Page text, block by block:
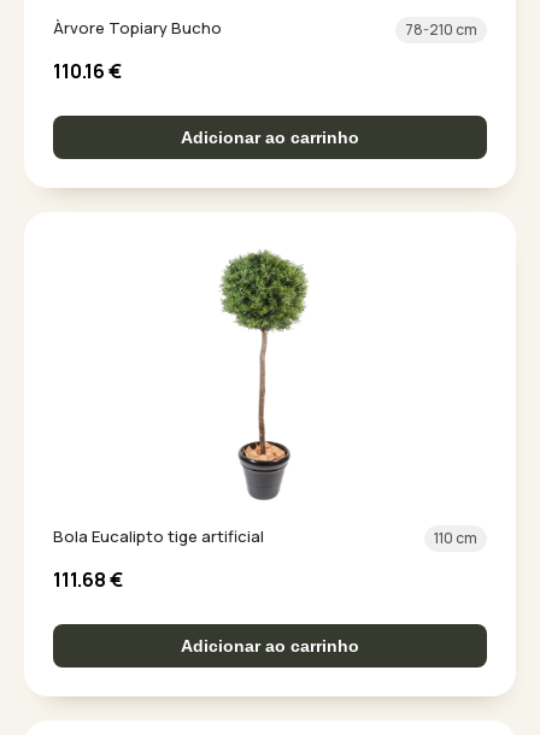
Àrvore Topiary Bucho 78-210 cm
110.16€
Adicionar ao carrinho
Bola Eucalipto tige artificial 110 cm
111.68€
Adicionar ao carrinho